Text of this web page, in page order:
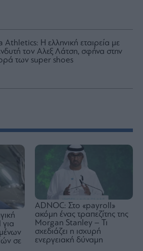
Athletics: Η ελληνική εταιρεία με
τον Αλεξ Λάτση, σφήνα στην
των super shoes
σε
ADNOC: Στο «payroll»
ακόμη ένας τραπεζίτης της
Morgan Stanley – Τι
σχεδιάζει η ισχυρή
ενεργειακή δύναμη